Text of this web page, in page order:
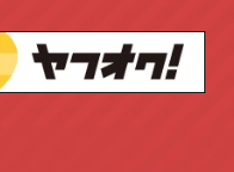
ロッカー
園芸工具